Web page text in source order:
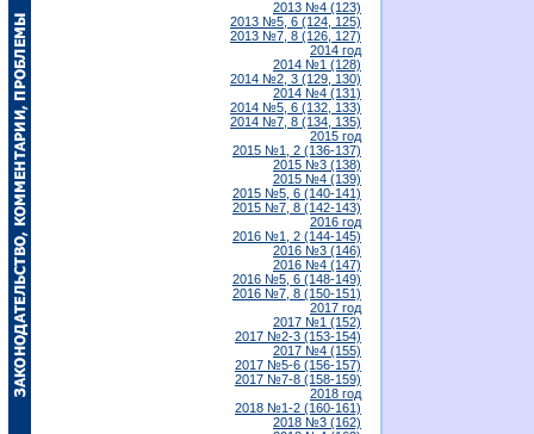
2013 №4 (123)
2013 №5, 6 (124, 125)
2013 №7, 8 (126, 127)
2014 год
2014 №1 (128)
2014 №2, 3 (129, 130)
2014 №4 (131)
2014 №5, 6 (132, 133)
2014 №7, 8 (134, 135)
2015 год
2015 №1, 2 (136-137)
2015 №3 (138)
2015 №4 (139)
2015 №5, 6 (140-141)
2015 №7, 8 (142-143)
2016 год
2016 №1, 2 (144-145)
2016 №3 (146)
2016 №4 (147)
2016 №5, 6 (148-149)
2016 №7, 8 (150-151)
2017 год
2017 №1 (152)
2017 №2-3 (153-154)
2017 №4 (155)
2017 №5-6 (156-157)
2017 №7-8 (158-159)
2018 год
2018 №1-2 (160-161)
2018 №3 (162)